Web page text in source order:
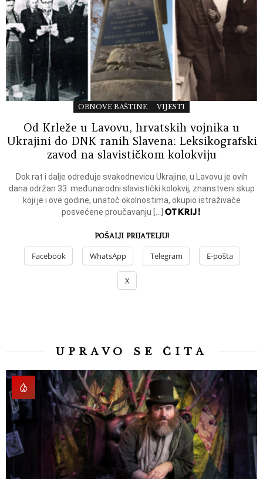
OBNOVE BAŠTINE VIJESTI
Od Krleže u Lavovu, hrvatskih vojnika u
Ukrajini do DNK ranih Slavena: Leksikografski
zavod na slavističkom kolokviju
Dok rat i dalje određuje svakodnevicu Ukrajine, u Lavovu je ovih
dana održan 33. međunarodni slavistički kolokvij, znanstveni skup
koji je i ove godine, unatoč okolnostima, okupio istraživače
posvećene proučavanju […] OTKRIJ!
POŠALJI PRIJATELJU!
Facebook WhatsApp Telegram E-pošta
X
UPRAVO SE ČITA